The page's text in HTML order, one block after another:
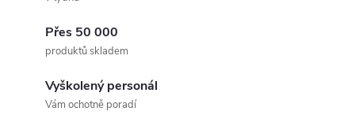
Přes 50 000
produktů skladem
Vyškolený personál
Vám ochotně poradí